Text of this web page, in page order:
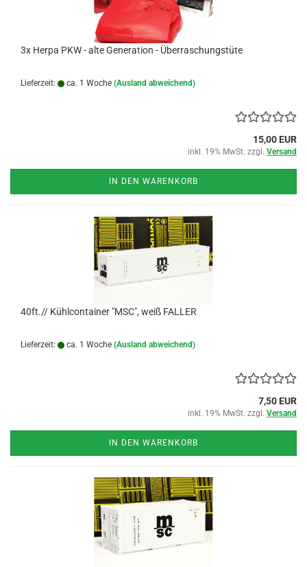
3x Herpa PKW - alte Generation - Überraschungstüte
Lieferzeit: ca. 1 Woche (Ausland abweichend)
15,00 EUR
inkl. 19% MwSt. zzgl. Versand
IN DEN WARENKORB
40ft.// Kühlcontainer "MSC", weiß FALLER
Lieferzeit: ca. 1 Woche (Ausland abweichend)
7,50 EUR
inkl. 19% MwSt. zzgl. Versand
IN DEN WARENKORB